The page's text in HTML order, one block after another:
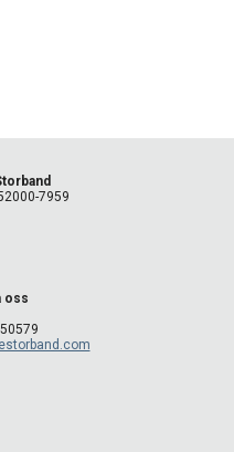
-7959
oss